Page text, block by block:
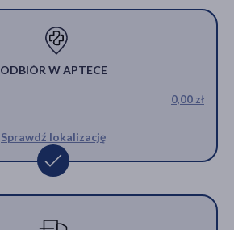
ODBIÓR W APTECE
0,00 zł
Sprawdź lokalizację